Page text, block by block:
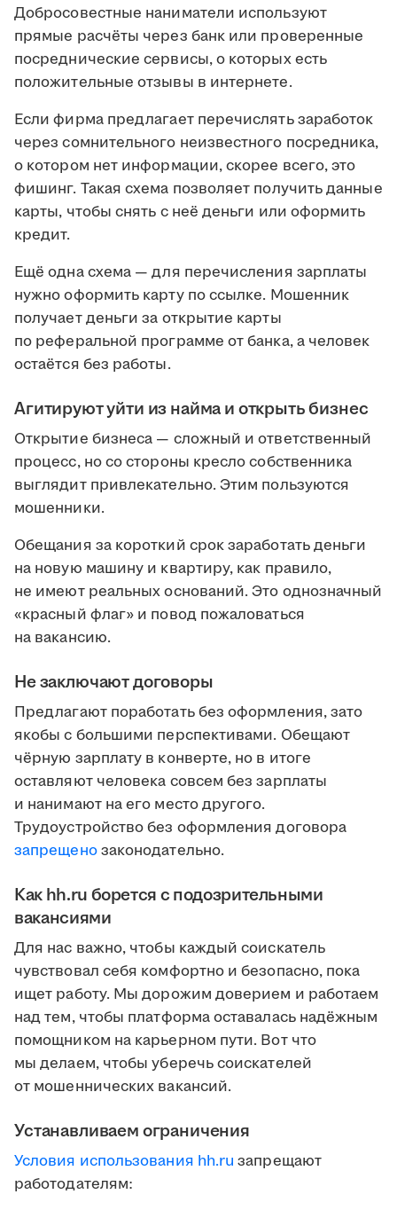
Добросовестные наниматели используют
прямые расчёты через банк или проверенные
посреднические сервисы, о которых есть
положительные отзывы в интернете.
Если фирма предлагает перечислять заработок
через сомнительного неизвестного посредника,
о котором нет информации, скорее всего, это
фишинг. Такая схема позволяет получить данные
карты, чтобы снять с неё деньги или оформить
кредит.
Ещё одна схема — для перечисления зарплаты
нужно оформить карту по ссылке. Мошенник
получает деньги за открытие карты
по реферальной программе от банка, а человек
остаётся без работы.
Агитируют уйти из найма и открыть бизнес
Открытие бизнеса — сложный и ответственный
процесс, но со стороны кресло собственника
выглядит привлекательно. Этим пользуются
мошенники.
Обещания за короткий срок заработать деньги
на новую машину и квартиру, как правило,
не имеют реальных оснований. Это однозначный
«красный флаг» и повод пожаловаться
на вакансию.
Не заключают договоры
Предлагают поработать без оформления, зато
якобы с большими перспективами. Обещают
чёрную зарплату в конверте, но в итоге
оставляют человека совсем без зарплаты
и нанимают на его место другого.
Трудоустройство без оформления договора
запрещенозаконодательно.
Как hh.ru борется с подозрительными
вакансиями
Для нас важно, чтобы каждый соискатель
чувствовал себя комфортно и безопасно, пока
ищет работу. Мы дорожим доверием и работаем
над тем, чтобы платформа оставалась надёжным
помощником на карьерном пути. Вот что
мы делаем, чтобы уберечь соискателей
от мошеннических вакансий.
Устанавливаем ограничения
Условия использования hh.ru запрещают
работодателям: